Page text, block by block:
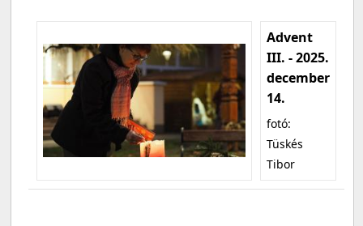
Advent
III. - 2025.
december
14.
fotó:
Tüskés
Tibor